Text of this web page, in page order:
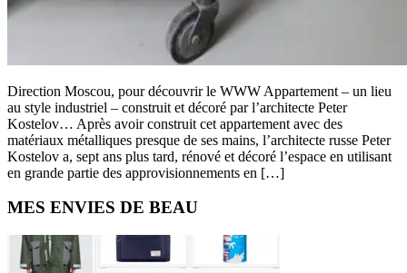
Direction Moscou, pour découvrir le WWW Appartement – un lieu
au style industriel – construit et décoré par l’architecte Peter
Kostelov… Après avoir construit cet appartement avec des
matériaux métalliques presque de ses mains, l’architecte russe Peter
Kostelov a, sept ans plus tard, rénové et décoré l’espace en utilisant
en grande partie des approvisionnements en […]
Primary
Sidebar
MES ENVIES DE BEAU